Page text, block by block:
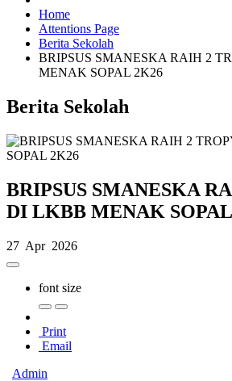
Home
Attentions Page
Berita Sekolah
BRIPSUS SMANESKA RAIH 2
MENAK SOPAL 2K26
Berita Sekolah
BRIPSUS SMANESKA
DI LKBB MENAK
27 Apr 2026
font size
Print
Email
Admin